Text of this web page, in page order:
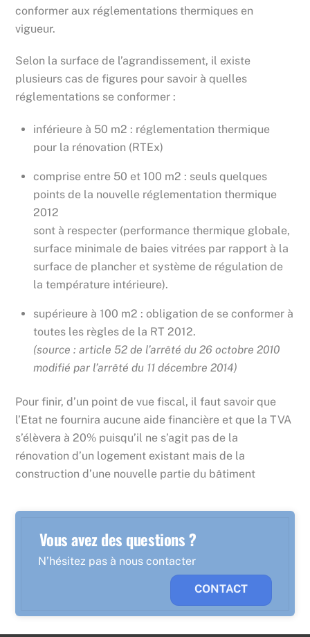
conformer aux réglementations thermiques en
vigueur.
Selon la surface de l’agrandissement, il existe
plusieurs cas de figures pour savoir à quelles
réglementations se conformer :
inférieure à 50 m2 : réglementation thermique
pour la rénovation (RTEx)
comprise entre 50 et 100 m2 : seuls quelques
points de la nouvelle réglementation thermique
2012
sont à respecter (performance thermique globale,
surface minimale de baies vitrées par rapport à la
surface de plancher et système de régulation de
la température intérieure).
supérieure à 100 m2 : obligation de se conformer à
toutes les règles de la RT 2012.
(source : article 52 de l’arrêté du 26 octobre 2010
modifié par l’arrêté du 11 décembre 2014)
Pour finir, d’un point de vue fiscal, il faut savoir que
l’Etat ne fournira aucune aide financière et que la TVA
s’élèvera à 20% puisqu’il ne s’agit pas de la
rénovation d’un logement existant mais de la
construction d’une nouvelle partie du bâtiment
Vous avez des questions ?
N’hésitez pas à nous contacter
CONTACT